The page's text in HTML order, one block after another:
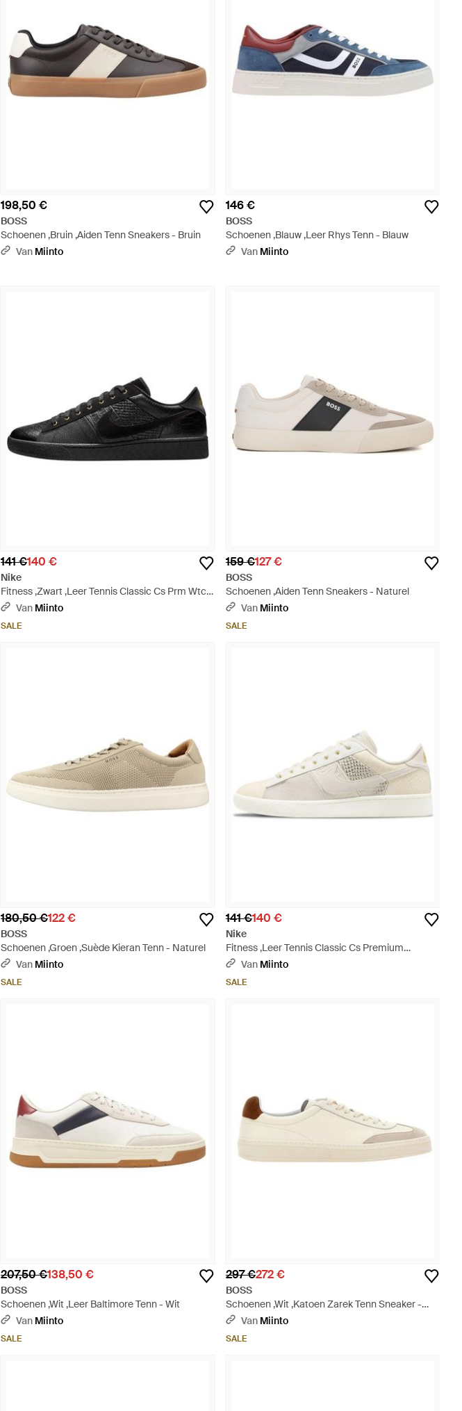
198,50 €
BOSS
Schoenen ,Bruin ,Aiden Tenn Sneakers - Bruin
Van Miinto
146 €
BOSS
Schoenen ,Blauw ,Leer Rhys Tenn - Blauw
Van Miinto
141 €140 €
Nike
Fitness ,Zwart ,Leer Tennis Classic Cs Prm Wtch
Bnd - Zwart
Van Miinto
SALE
159 €127 €
BOSS
Schoenen ,Aiden Tenn Sneakers - Naturel
Van Miinto
SALE
180,50 €122 €
BOSS
Schoenen ,Groen ,Suède Kieran Tenn - Naturel
Van Miinto
SALE
141 €140 €
Nike
Fitness ,Leer Tennis Classic Cs Premium
Horlogeband - Wit
Van Miinto
SALE
207,50 €138,50 €
BOSS
Schoenen ,Wit ,Leer Baltimore Tenn - Wit
Van Miinto
SALE
297 €272 €
BOSS
Schoenen ,Wit ,Katoen Zarek Tenn Sneaker -
Naturel
Van Miinto
SALE